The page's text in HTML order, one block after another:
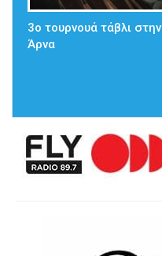
3ο τουρνουά τάβλι στην
Άρνα